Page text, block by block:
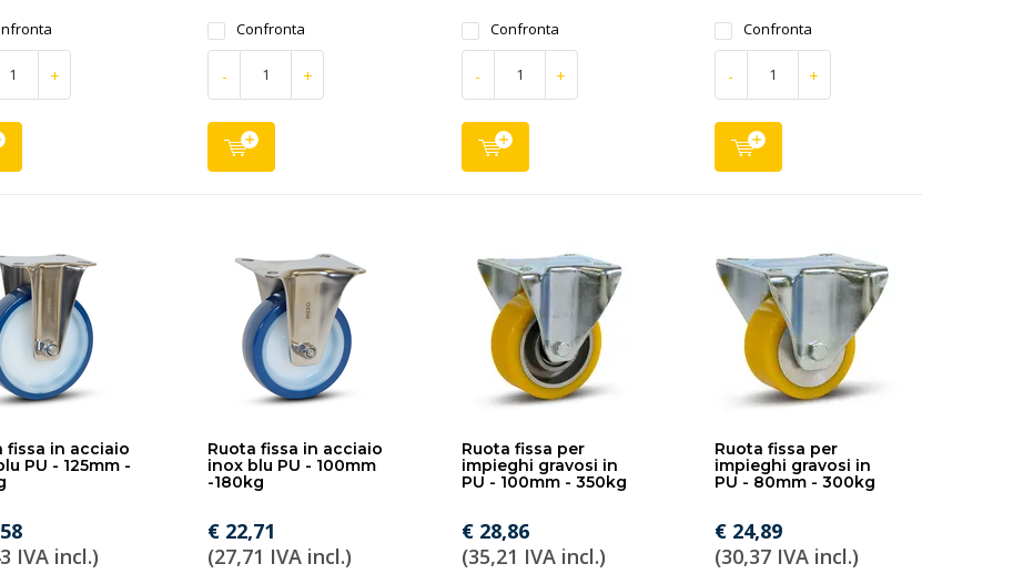
+
Confronta
- +
Confronta
- +
Confronta
- +
fissa in acciaio
PU - 125mm -
IVA incl.)
Ruota fissa in acciaio
inox blu PU - 100mm
-180kg
€ 22,71
(27,71 IVA incl.)
Ruota fissa per
impieghi gravosi in
PU - 100mm - 350kg
€ 28,86
(35,21 IVA incl.)
Ruota fissa per
impieghi gravosi in
PU - 80mm - 300kg
€ 24,89
(30,37 IVA incl.)